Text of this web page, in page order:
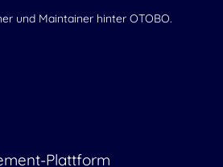
und Maintainer hinter OTOBO.
Plattform